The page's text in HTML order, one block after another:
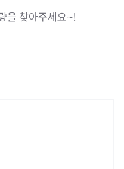
을 찾아주세요~!